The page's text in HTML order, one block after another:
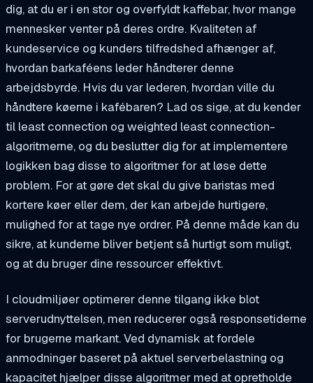
dig, at du er i en stor og overfyldt kaffebar, hvor mange
mennesker venter på deres ordre. Kvaliteten af
kundeservice og kunders tilfredshed afhænger af,
hvordan barkaféens leder håndterer denne
arbejdsbyrde. Hvis du var lederen, hvordan ville du
håndtere køerne i kafébaren? Lad os sige, at du kender
til least connection og weighted least connection-
algoritmerne, og du beslutter dig for at implementere
logikken bag disse to algoritmer for at løse dette
problem. For at gøre det skal du give baristas med
kortere køer eller dem, der kan arbejde hurtigere,
mulighed for at tage nye ordrer. På denne måde kan du
sikre, at kunderne bliver betjent så hurtigt som muligt,
og at du bruger dine ressourcer effektivt.
I cloudmiljøer optimerer denne tilgang ikke blot
serverudnyttelsen, men reducerer også responsetiderne
for brugerne markant. Ved dynamisk at fordele
anmodninger baseret på aktuel serverbelastning og
kapacitet hjælper disse algoritmer med at opretholde